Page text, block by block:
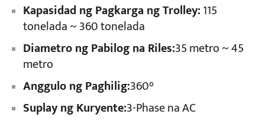
Kapasidad ng Pagkarga ng Trolley:​ 115
tonelada ~ 360 tonelada
Diametro ng Pabilog na Riles:​35 metro ~ 45
metro
Anggulo ng Paghilig:360°
Suplay ng Kuryente:​3-Phase na AC